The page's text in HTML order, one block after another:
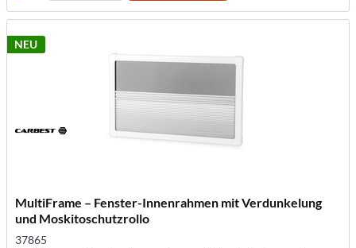
NEU
MultiFrame – Fenster-Innenrahmen mit Verdunkelung
und Moskitoschutzrollo
37865